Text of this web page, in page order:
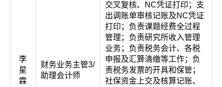
李
星
霖
财务业务主管3/
助理会计师
交叉复核、NC凭证打印；支
出调账单审核记账及NC凭证
打印；负责课题经费全过程
管理；负责研究所收入管理
业务；负责税务会计、各税
申报及汇算清缴等工作；负
责税务发票的开具和保管；
社保资金上交及核算记账、